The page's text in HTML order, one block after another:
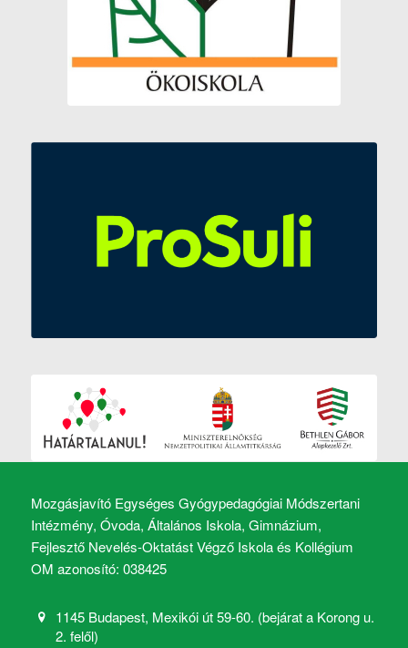
Mozgásjavító Egységes Gyógypedagógiai Módszertani
Intézmény, Óvoda, Általános Iskola, Gimnázium,
Fejlesztő Nevelés-Oktatást Végző Iskola és Kollégium
OM azonosító: 038425
1145 Budapest, Mexikói út 59-60. (bejárat a Korong u.
2. felől)